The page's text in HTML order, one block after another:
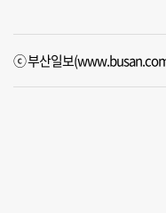
ⓒ 부산일보